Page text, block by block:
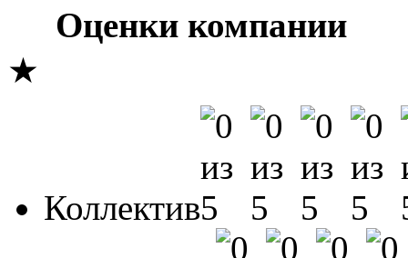
Оценки компании
★
Коллектив